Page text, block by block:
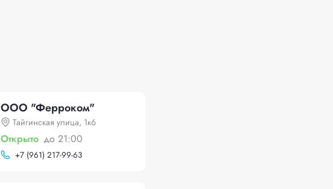
ООО "Ферроком"
Тайгинская улица, 1к6
Открыто до 21:00
+7 (961) 217-99-63